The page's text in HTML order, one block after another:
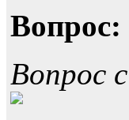
Вопрос:
Вопрос